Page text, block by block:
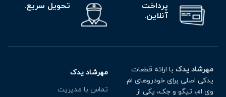
پرداخت
آنلاین.
تحویل سریع.
مهرشاد یدک با ارائه قطعات
یدکی اصلی برای خودروهای ام
وی ام، تیگو و جک، یکی از
مهرشاد یدک
تماس با مدیریت